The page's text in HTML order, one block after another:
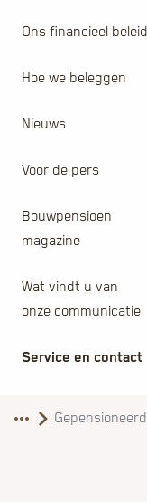
Ons financieel beleid
Hoe we beleggen
Nieuws
Voor de pers
Bouwpensioen
magazine
Wat vindt u van
onze communicatie
Service en contact